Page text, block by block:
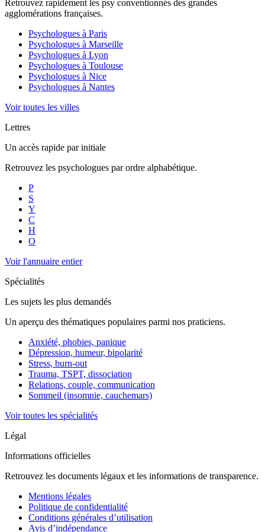
Retrouvez rapidement les psy conventionnés des grandes
agglomérations françaises.
Psychologues à Paris
Psychologues à Marseille
Psychologues à Lyon
Psychologues à Toulouse
Psychologues à Nice
Psychologues à Nantes
Voir toutes les villes
Lettres
Un accès rapide par initiale
Retrouvez les psychologues par ordre alphabétique.
P
S
Y
C
H
O
Voir l'annuaire entier
Spécialités
Les sujets les plus demandés
Un aperçu des thématiques populaires parmi nos praticiens.
Anxiété, phobies, panique
Dépression, humeur, bipolarité
Stress, burn-out
Trauma, TSPT, dissociation
Relations, couple, communication
Sommeil (insomnie, cauchemars)
Voir toutes les spécialités
Légal
Informations officielles
Retrouvez les documents légaux et les informations de transparence.
Mentions légales
Politique de confidentialité
Conditions générales d’utilisation
Avis d’indépendance